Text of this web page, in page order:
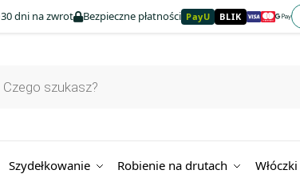
30 dni na zwrot Bezpieczne płatności PayU BLIK
Szydełkowanie Robienie na drutach Włóczki